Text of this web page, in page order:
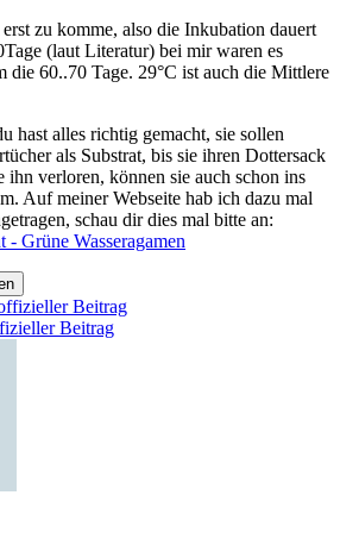
zu komme, also die Inkubation dauert
(laut Literatur) bei mir waren es
die 60..70 Tage. 29°C ist auch die Mittlere
hast alles richtig gemacht, sie sollen
als Substrat, bis sie ihren Dottersack
ihn verloren, können sie auch schon ins
Auf meiner Webseite hab ich dazu mal
schau dir dies mal bitte an:
- Grüne Wasseragamen
Beitrag
Beitrag